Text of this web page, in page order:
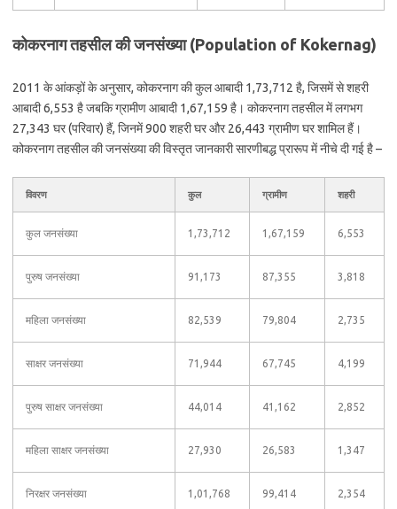
कोकरनाग तहसील की जनसंख्या (Population of Kokernag)
2011 के आंकड़ों के अनुसार, कोकरनाग की कुल आबादी 1,73,712 है, जिसमें से शहरी
आबादी 6,553 है जबकि ग्रामीण आबादी 1,67,159 है। कोकरनाग तहसील में लगभग
27,343 घर (परिवार) हैं, जिनमें 900 शहरी घर और 26,443 ग्रामीण घर शामिल हैं।
कोकरनाग तहसील की जनसंख्या की विस्तृत जानकारी सारणीबद्ध प्रारूप में नीचे दी गई है –
विवरण कुल ग्रामीण शहरी
कुल जनसंख्या 1,73,712 1,67,159 6,553
पुरुष जनसंख्या 91,173 87,355 3,818
महिला जनसंख्या 82,539 79,804 2,735
साक्षर जनसंख्या 71,944 67,745 4,199
पुरुष साक्षर जनसंख्या 44,014 41,162 2,852
महिला साक्षर जनसंख्या 27,930 26,583 1,347
निरक्षर जनसंख्या 1,01,768 99,414 2,354